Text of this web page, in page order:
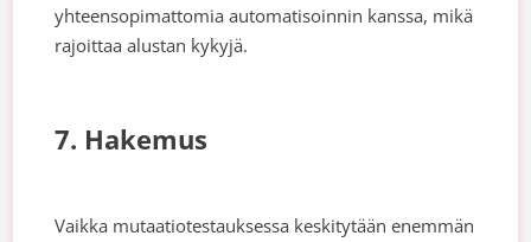
yhteensopimattomia automatisoinnin kanssa, mikä
rajoittaa alustan kykyjä.
7. Hakemus
Vaikka mutaatiotestauksessa keskitytään enemmän